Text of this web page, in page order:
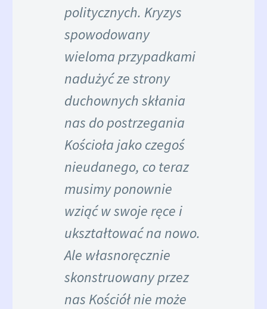
politycznych. Kryzys
spowodowany
wieloma przypadkami
nadużyć ze strony
duchownych skłania
nas do postrzegania
Kościoła jako czegoś
nieudanego, co teraz
musimy ponownie
wziąć w swoje ręce i
ukształtować na nowo.
Ale własnoręcznie
skonstruowany przez
nas Kościół nie może